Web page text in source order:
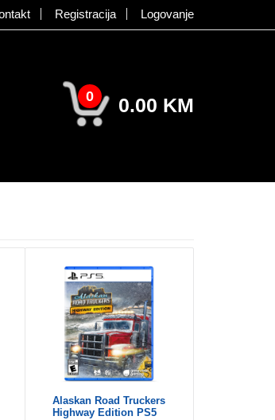
Registracija Logovanje
0 0.00 KM
Alaskan Road Truckers
Highway Edition PS5